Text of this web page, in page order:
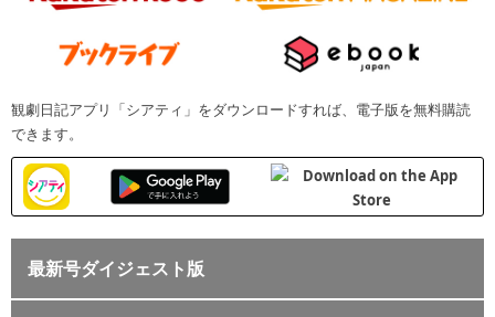
観劇日記アプリ「シアティ」をダウンロードすれば、電子版を無料購読
できます。
最新号ダイジェスト版